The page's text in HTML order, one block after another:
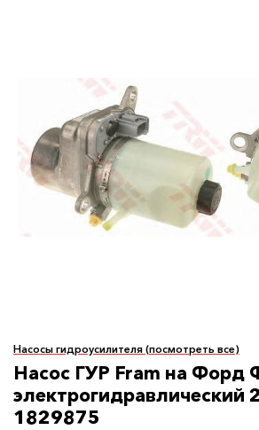
Насосы гидроусилителя (посмотреть все)
Насос ГУР Fram на Форд
электрогидравлический
1829875